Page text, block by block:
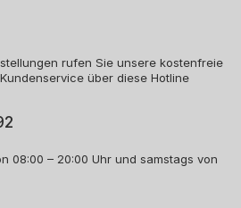
rufen Sie unsere kostenfreie
über diese Hotline
08:00 – 20:00 Uhr und samstags von